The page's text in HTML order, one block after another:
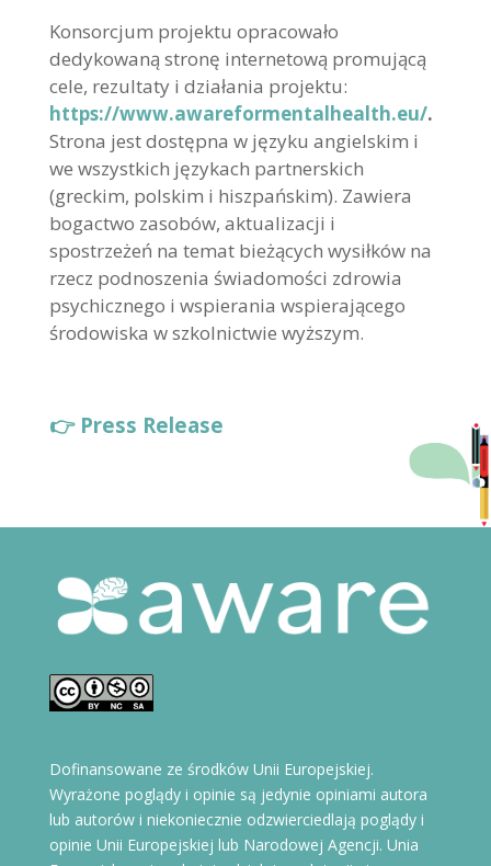
Konsorcjum projektu opracowało
dedykowaną stronę internetową promującą
cele, rezultaty i działania projektu:
https://www.awareformentalhealth.eu/.
Strona jest dostępna w języku angielskim i
we wszystkich językach partnerskich
(greckim, polskim i hiszpańskim). Zawiera
bogactwo zasobów, aktualizacji i
spostrzeżeń na temat bieżących wysiłków na
rzecz podnoszenia świadomości zdrowia
psychicznego i wspierania wspierającego
środowiska w szkolnictwie wyższym.
👉 Press Release
Dofinansowane ze środków Unii Europejskiej.
Wyrażone poglądy i opinie są jedynie opiniami autora
lub autorów i niekoniecznie odzwierciedlają poglądy i
opinie Unii Europejskiej lub Narodowej Agencji. Unia